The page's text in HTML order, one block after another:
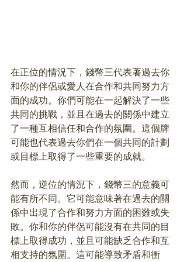
在正位的情況下，錢幣三代表著過去你
和你的伴侶或愛人在合作和共同努力方
面的成功。你們可能在一起解決了一些
共同的挑戰，並且在過去的關係中建立
了一種互相信任和合作的氛圍。這個牌
可能也代表過去你們在一個共同的計劃
或目標上取得了一些重要的成就。
然而，逆位的情況下，錢幣三的意義可
能有所不同。它可能意味著在過去的關
係中出現了合作和努力方面的困難或失
敗。你和你的伴侶可能沒有在共同的目
標上取得成功，並且可能缺乏合作和互
相支持的氛圍。這可能導致矛盾和衝